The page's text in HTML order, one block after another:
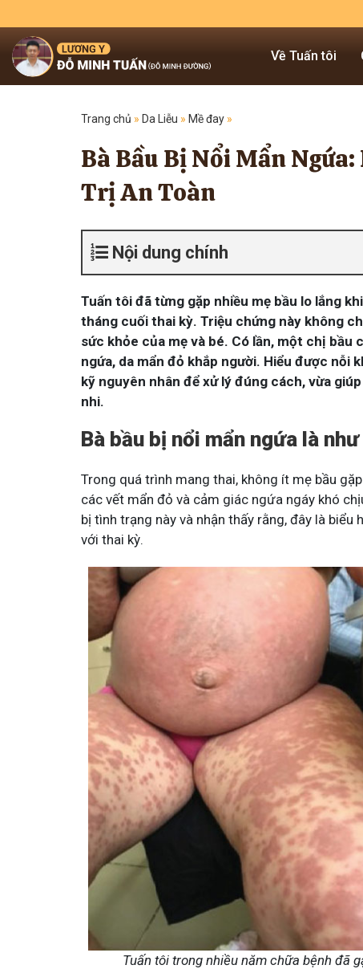
Về Tuấn tôi
Trang chủ » Da Liễu » Mề đay »
Bà Bầu Bị Nổi Mẩn
Trị An Toàn
Nội dung chính
Tuấn tôi đã từng gặp nhiều mẹ bầu lo lắng
tháng cuối thai kỳ. Triệu chứng này không
sức khỏe của mẹ và bé. Có lần, một chị
ngứa, da mẩn đỏ khắp người. Hiểu được nỗi
kỹ nguyên nhân để xử lý đúng cách, vừa
nhi.
Bà bầu bị nổi mẩn ngứa là
Trong quá trình mang thai, không ít mẹ bầu
các vết mẩn đỏ và cảm giác ngứa ngáy khó
bị tình trạng này và nhận thấy rằng, đây là
với thai kỳ.
Tuấn tôi trong nhiều năm chữa bệnh đã
Đỗ Minh - Đánh Bay Mẩn Ngứa
mẩn ngứa gây khó chịu và ảnh hưởng sinh hoạt.
tôi chia sẻ cách giảm ngứa, làm dịu da và
Tuấn tôi - Y diệu thuốc
thành viên
Góc nhỏ tôi chia sẻ với bà
tất tần tật kiến thức sức